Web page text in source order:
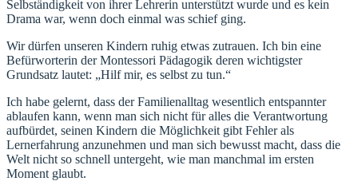
Selbständigkeit von ihrer Lehrerin unterstützt wurde und es kein
Drama war, wenn doch einmal was schief ging.
Wir dürfen unseren Kindern ruhig etwas zutrauen. Ich bin eine
Befürworterin der Montessori Pädagogik deren wichtigster
Grundsatz lautet: „Hilf mir, es selbst zu tun.“
Ich habe gelernt, dass der Familienalltag wesentlich entspannter
ablaufen kann, wenn man sich nicht für alles die Verantwortung
aufbürdet, seinen Kindern die Möglichkeit gibt Fehler als
Lernerfahrung anzunehmen und man sich bewusst macht, dass die
Welt nicht so schnell untergeht, wie man manchmal im ersten
Moment glaubt.